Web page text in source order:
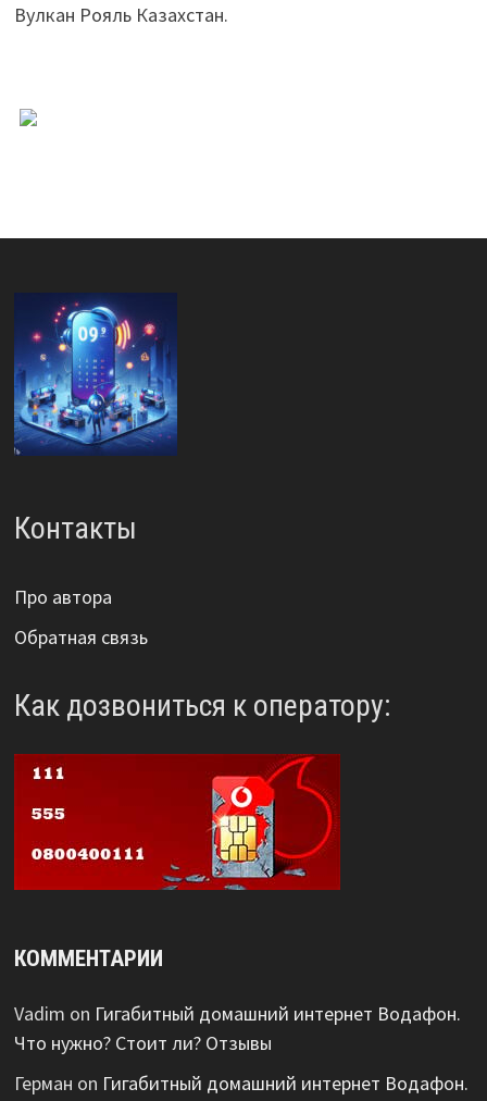
Вулкан Рояль Казахстан.
Контакты
Про автора
Обратная связь
Как дозвониться к оператору:
КОММЕНТАРИИ
Vadim on Гигабитный домашний интернет Водафон.
Что нужно? Стоит ли? Отзывы
Герман on Гигабитный домашний интернет Водафон.